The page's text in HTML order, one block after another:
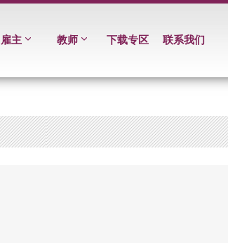
雇主 教师 下载专区 联系我们